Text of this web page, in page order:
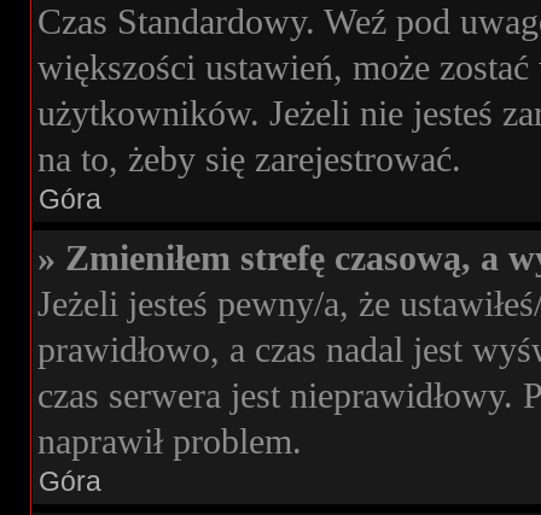
Czas Standardowy. Weź pod
większości ustawień, może
użytkowników. Jeżeli nie jesteś
na to, żeby się zarejestrować.
Góra
» Zmieniłem strefę czasową, a
Jeżeli jesteś pewny/a, że
prawidłowo, a czas nadal jest
czas serwera jest
naprawił problem.
Góra